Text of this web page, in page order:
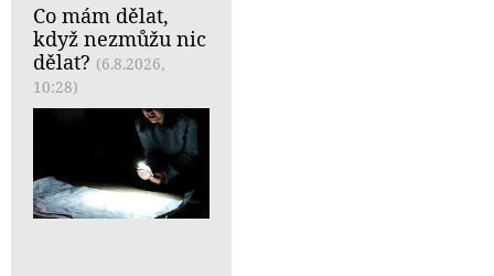
Co mám dělat,
když nezmůžu nic
dělat? (6.8.2026,
10:28)